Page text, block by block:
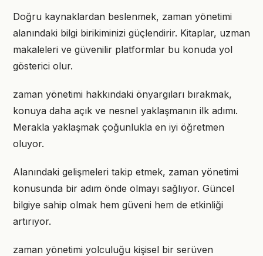
Doğru kaynaklardan beslenmek, zaman yönetimi
alanındaki bilgi birikiminizi güçlendirir. Kitaplar, uzman
makaleleri ve güvenilir platformlar bu konuda yol
gösterici olur.
zaman yönetimi hakkındaki önyargıları bırakmak,
konuya daha açık ve nesnel yaklaşmanın ilk adımı.
Merakla yaklaşmak çoğunlukla en iyi öğretmen
oluyor.
Alanındaki gelişmeleri takip etmek, zaman yönetimi
konusunda bir adım önde olmayı sağlıyor. Güncel
bilgiye sahip olmak hem güveni hem de etkinliği
artırıyor.
zaman yönetimi yolculuğu kişisel bir serüven